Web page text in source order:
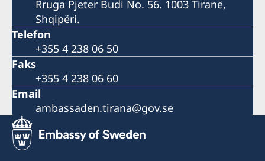
Rruga Pjeter Budi No. 56. 1003 Tiranë,
Shqipëri.
Telefon
+355 4 238 06 50
Faks
+355 4 238 06 60
Email
ambassaden.tirana@gov.se